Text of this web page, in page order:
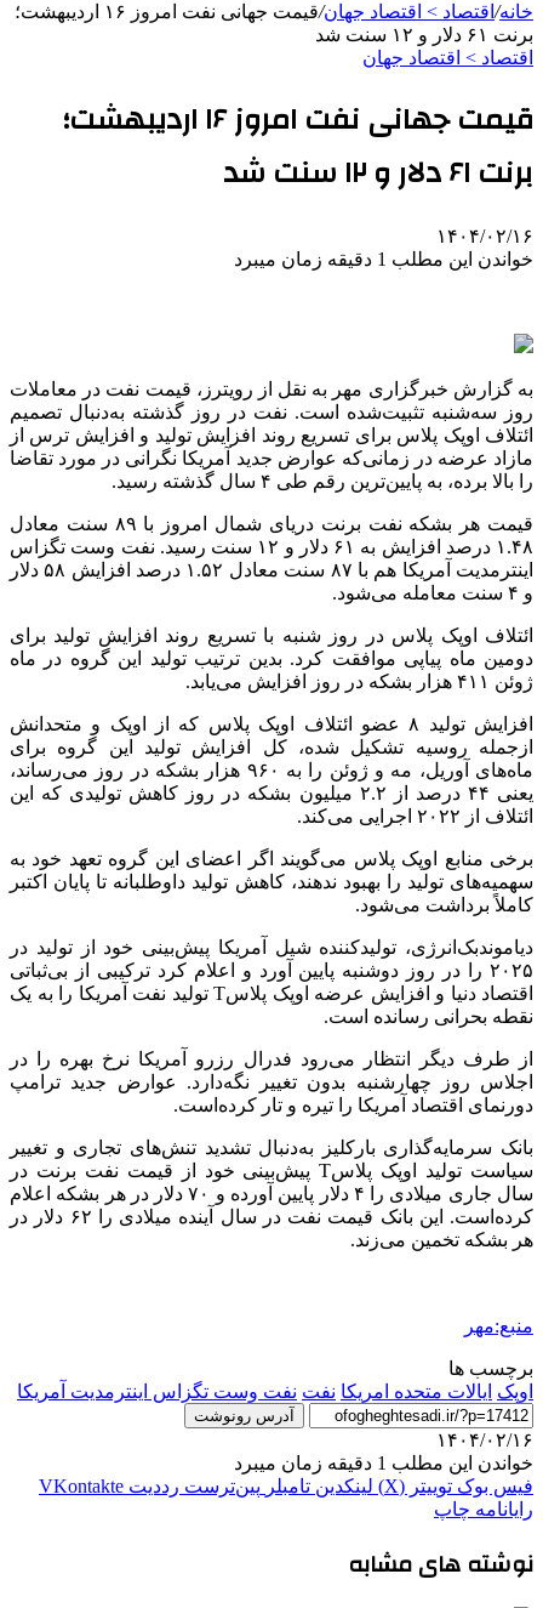
خانه/ اقتصاد > اقتصاد جهان/
قیمت جهانی نفت امروز ۱۶ اردیبهشت؛
برنت ۶۱ دلار و ۱۲ سنت شد
اقتصاد > اقتصاد جهان
قیمت جهانی نفت امروز ۱۶ اردیبهشت؛
برنت ۶۱ دلار و ۱۲ سنت شد
۱۴۰۴/۰۲/۱۶
خواندن این مطلب 1 دقیقه زمان میبرد
به گزارش خبرگزاری مهر به نقل از رویترز، قیمت نفت در معاملات
روز سه‌شنبه تثبیت‌شده است. نفت در روز گذشته به‌دنبال تصمیم
ائتلاف اوپک پلاس برای تسریع روند افزایش تولید و افزایش ترس از
مازاد عرضه در زمانی‌که عوارض جدید آمریکا نگرانی در مورد تقاضا
را بالا برده، به پایین‌ترین رقم طی ۴ سال گذشته رسید.
قیمت هر بشکه نفت برنت
دریای شمال امروز با ۸۹ سنت معادل
۱.۴۸ درصد افزایش به ۶۱ دلار و ۱۲ سنت رسید. نفت
وست تگزاس
اینترمدیت
آمریکا هم با ۸۷ سنت معادل ۱.۵۲ درصد افزایش ۵۸ دلار
و ۴ سنت معامله می‌شود.
ائتلاف اوپک پلاس در روز شنبه با تسریع روند افزایش تولید برای
دومین ماه پیاپی موافقت کرد. بدین ترتیب تولید این گروه در ماه
ژوئن ۴۱۱ هزار بشکه در روز افزایش می‌یابد.
افزایش تولید ۸ عضو ائتلاف اوپک پلاس که از اوپک و متحدانش
ازجمله روسیه تشکیل شده، کل افزایش تولید این گروه برای
ماه‌های آوریل، مه و ژوئن را به ۹۶۰ هزار بشکه در روز می‌رساند،
یعنی ۴۴ درصد از ۲.۲ میلیون بشکه در روز کاهش تولیدی که این
ائتلاف از ۲۰۲۲ اجرایی می‌کند.
برخی منابع اوپک پلاس می‌گویند اگر اعضای این گروه تعهد خود به
سهمیه‌های تولید را بهبود ندهند، کاهش تولید داوطلبانه تا پایان اکتبر
کاملاً برداشت می‌شود.
دیاموندبک‌انرژی، تولیدکننده شیل آمریکا پیش‌بینی خود از تولید در
۲۰۲۵ را در روز دوشنبه پایین آورد و اعلام کرد ترکیبی از بی‌ثباتی
اقتصاد دنیا و افزایش عرضه اوپک پلاسT تولید نفت آمریکا را به یک
نقطه بحرانی رسانده است.
از طرف دیگر انتظار می‌رود فدرال رزرو آمریکا نرخ بهره را در
اجلاس روز چهارشنبه بدون تغییر نگه‌دارد. عوارض جدید ترامپ
دورنمای اقتصاد آمریکا را تیره و تار کرده‌است.
بانک سرمایه‌گذاری بارکلیز
به‌دنبال تشدید تنش‌های تجاری و تغییر
سیاست تولید اوپک پلاسT پیش‌بینی خود از قیمت نفت
برنت در
سال جاری میلادی را ۴ دلار پایین آورده و ۷۰ دلار در هر بشکه اعلام
کرده‌است. این بانک قیمت نفت در سال آینده میلادی را ۶۲ دلار در
هر بشکه تخمین می‌زند.
منبع:مهر
برچسب ها
اوپک ایالات متحده امریکا نفت نفت وست تگزاس اینترمدیت آمریکا
آدرس رونوشت
۱۴۰۴/۰۲/۱۶
خواندن این مطلب 1 دقیقه زمان میبرد
فیس بوک توییتر (X) لینکدین ‫تامبلر ‫پین‌ترست ‫رددیت ‫VKontakte
رایانامه چاپ
نوشته های مشابه